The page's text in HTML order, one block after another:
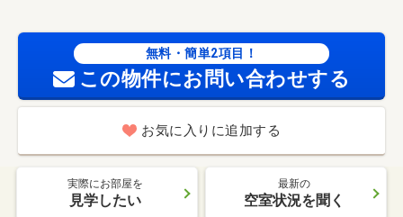
無料・簡単2項目！
この物件にお問い合わせする
お気に入りに追加する
実際にお部屋を
見学したい
最新の
空室状況を聞く